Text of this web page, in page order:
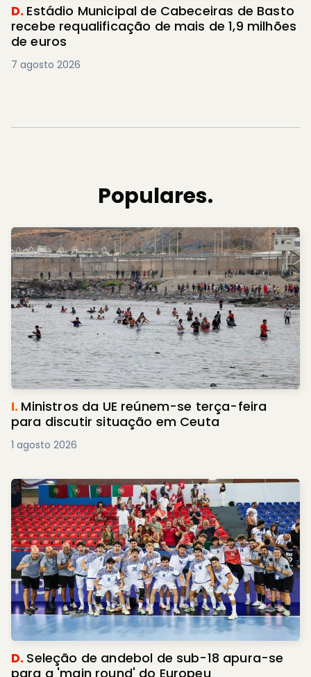
D. Estádio Municipal de Cabeceiras de Basto
recebe requalificação de mais de 1,9 milhões
de euros
7 agosto 2026
Populares.
I. Ministros da UE reúnem-se terça-feira
para discutir situação em Ceuta
1 agosto 2026
D. Seleção de andebol de sub-18 apura-se
para a 'main round' do Europeu